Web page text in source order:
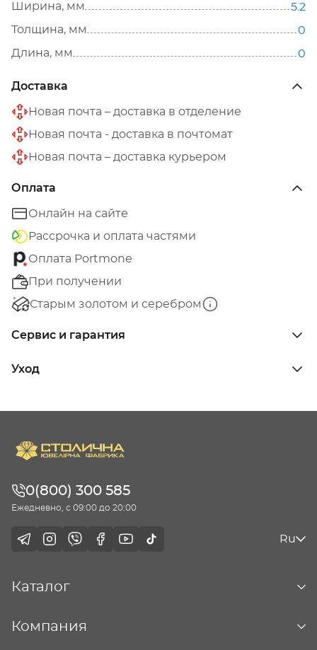
Ширина, мм
5.2
Толщина, мм
0
Длина, мм
0
Доставка
Новая почта – доставка в отделение
Новая почта - доставка в почтомат
Новая почта – доставка курьером
Оплата
Онлайн на сайте
Рассрочка и оплата частями
Оплата Portmone
При получении
Старым золотом и серебром
Сервис и гарантия
Уход
0(800) 300 585
Ежедневно, с 09:00 до 20:00
Ru
Каталог
Компания